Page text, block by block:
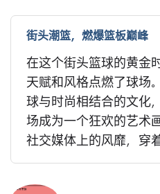
街头潮篮，燃爆篮板巅峰
在这个街头篮球的黄金
天赋和风格点燃了球场
球与时尚相结合的文化
场成为一个狂欢的艺术
社交媒体上的风靡，穿